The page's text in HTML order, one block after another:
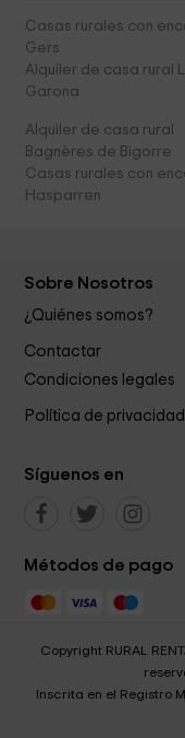
Casas rurales con
Gers
Alquiler de casa rural
Garona
Alquiler de casa rural
Bagnères de Bigorre
Casas rurales con
Hasparren
Sobre Nosotros
¿Quiénes somos?
Contactar
Condiciones legales
Política de privacidad
Síguenos en
Métodos de pago
Copyright RURAL
Inscrita en el Registro